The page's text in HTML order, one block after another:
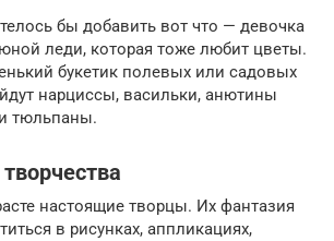
бы добавить вот что — девочка
леди, которая тоже любит цветы.
букетик полевых или садовых
нарциссы, васильки, анютины
тюльпаны.
настоящие творцы. Их фантазия
в рисунках, аппликациях,